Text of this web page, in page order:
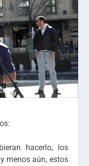
hacerlo, los
menos aún, estos